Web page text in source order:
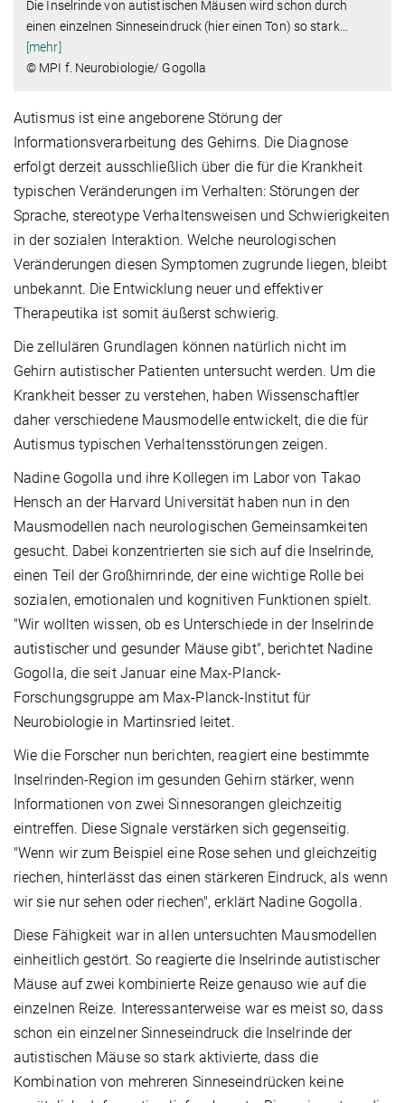
Die Inselrinde von autistischen Mäusen wird schon durch
einen einzelnen Sinneseindruck (hier einen Ton) so stark…
[mehr]
© MPI f. Neurobiologie/ Gogolla
Autismus ist eine angeborene Störung der
Informationsverarbeitung des Gehirns. Die Diagnose
erfolgt derzeit ausschließlich über die für die Krankheit
typischen Veränderungen im Verhalten: Störungen der
Sprache, stereotype Verhaltensweisen und Schwierigkeiten
in der sozialen Interaktion. Welche neurologischen
Veränderungen diesen Symptomen zugrunde liegen, bleibt
unbekannt. Die Entwicklung neuer und effektiver
Therapeutika ist somit äußerst schwierig.
Die zellulären Grundlagen können natürlich nicht im
Gehirn autistischer Patienten untersucht werden. Um die
Krankheit besser zu verstehen, haben Wissenschaftler
daher verschiedene Mausmodelle entwickelt, die die für
Autismus typischen Verhaltensstörungen zeigen.
Nadine Gogolla und ihre Kollegen im Labor von Takao
Hensch an der Harvard Universität haben nun in den
Mausmodellen nach neurologischen Gemeinsamkeiten
gesucht. Dabei konzentrierten sie sich auf die Inselrinde,
einen Teil der Großhirnrinde, der eine wichtige Rolle bei
sozialen, emotionalen und kognitiven Funktionen spielt.
"Wir wollten wissen, ob es Unterschiede in der Inselrinde
autistischer und gesunder Mäuse gibt", berichtet Nadine
Gogolla, die seit Januar eine Max-Planck-
Forschungsgruppe am Max-Planck-Institut für
Neurobiologie in Martinsried leitet.
Wie die Forscher nun berichten, reagiert eine bestimmte
Inselrinden-Region im gesunden Gehirn stärker, wenn
Informationen von zwei Sinnesorangen gleichzeitig
eintreffen. Diese Signale verstärken sich gegenseitig.
"Wenn wir zum Beispiel eine Rose sehen und gleichzeitig
riechen, hinterlässt das einen stärkeren Eindruck, als wenn
wir sie nur sehen oder riechen", erklärt Nadine Gogolla.
Diese Fähigkeit war in allen untersuchten Mausmodellen
einheitlich gestört. So reagierte die Inselrinde autistischer
Mäuse auf zwei kombinierte Reize genauso wie auf die
einzelnen Reize. Interessanterweise war es meist so, dass
schon ein einzelner Sinneseindruck die Inselrinde der
autistischen Mäuse so stark aktivierte, dass die
Kombination von mehreren Sinneseindrücken keine